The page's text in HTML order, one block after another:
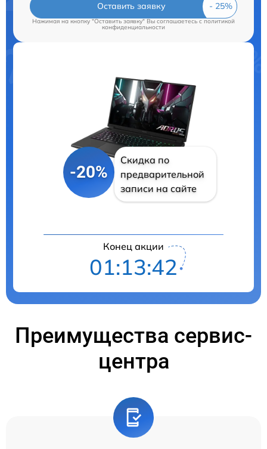
Оставить заявку
Нажимая на кнопку "Оставить заявку" Вы соглашаетесь cполитикой
конфиденциальности
-20%
Скидка по
предварительной
записи на сайте
Конец акции
01:13:41
Преимущества сервис-
центра